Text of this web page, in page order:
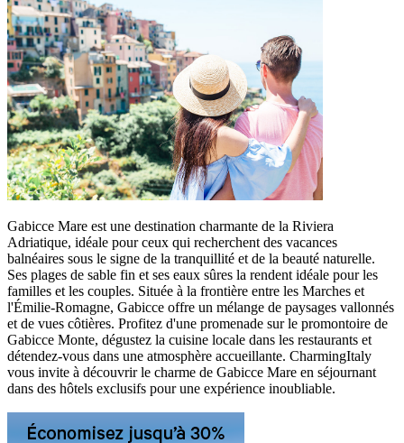
Gabicce Mare est une destination charmante de la Riviera
Adriatique, idéale pour ceux qui recherchent des vacances
balnéaires sous le signe de la tranquillité et de la beauté naturelle.
Ses plages de sable fin et ses eaux sûres la rendent idéale pour les
familles et les couples. Située à la frontière entre les Marches et
l'Émilie-Romagne, Gabicce offre un mélange de paysages vallonnés
et de vues côtières. Profitez d'une promenade sur le promontoire de
Gabicce Monte, dégustez la cuisine locale dans les restaurants et
détendez-vous dans une atmosphère accueillante. CharmingItaly
vous invite à découvrir le charme de Gabicce Mare en séjournant
dans des hôtels exclusifs pour une expérience inoubliable.